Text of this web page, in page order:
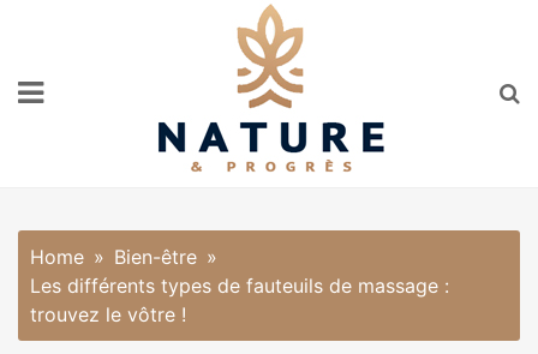
Home
Bien-être
Les différents types de fauteuils de massage :
trouvez le vôtre !